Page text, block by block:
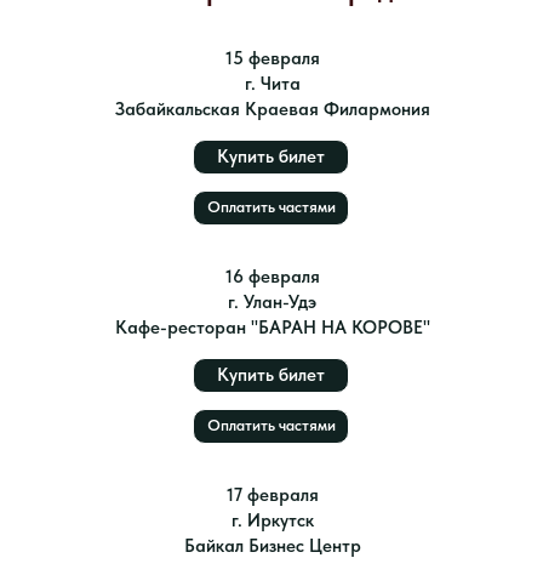
Купить билет
Оплатить частями
15 февраля
г. Чита
Забайкальская Краевая Филармония
Купить билет
Оплатить частями
16 февраля
г. Улан-Удэ
Кафе-ресторан "БАРАН НА КОРОВЕ"
17 февраля
г. Иркутск
Байкал Бизнес Центр